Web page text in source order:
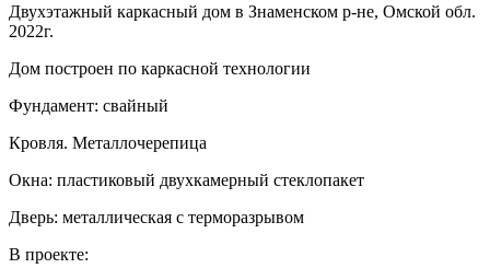
Двухэтажный каркасный дом в Знаменском р-не, Омской обл.
2022г.
Дом построен по каркасной технологии
Фундамент: свайный
Кровля. Металлочерепица
Окна: пластиковый двухкамерный стеклопакет
Дверь: металлическая с терморазрывом
В проекте: